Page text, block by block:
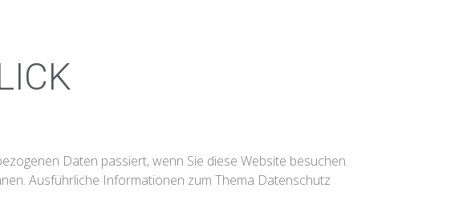
Daten passiert, wenn Sie diese Website besuchen.
Ausführliche Informationen zum Thema Datenschutz